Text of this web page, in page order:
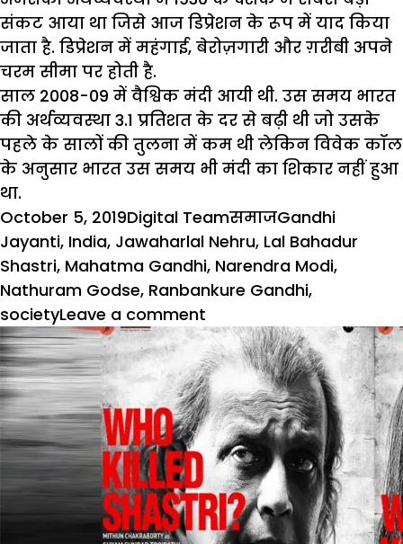
संकट आया था जिसे आज डिप्रेशन के रूप में याद किया
जाता है. डिप्रेशन में महंगाई, बेरोज़गारी और ग़रीबी अपने
चरम सीमा पर होती है.
साल 2008-09 में वैश्विक मंदी आयी थी. उस समय भारत
की अर्थव्यवस्था 3.1 प्रतिशत के दर से बढ़ी थी जो उसके
पहले के सालों की तुलना में कम थी लेकिन विवेक कॉल
के अनुसार भारत उस समय भी मंदी का शिकार नहीं हुआ
था.
Posted
on
October 5, 2019Author
Digital TeamCategories
समाजTags
Gandhi
Jayanti, India, Jawaharlal Nehru, Lal Bahadur
Shastri, Mahatma Gandhi, Narendra Modi,
Nathuram Godse, Ranbankure Gandhi,
societyLeave a comment
बापू
की
150वीं
वर्षगांठ
में
खूब
किए
गए
आयोजन,